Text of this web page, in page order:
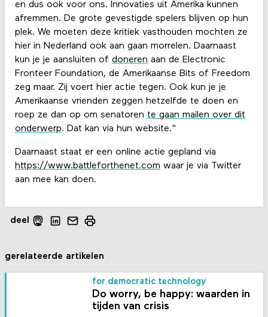
en dus ook voor ons. Innovaties uit Amerika kunnen
afremmen. De grote gevestigde spelers blijven op hun
plek. We moeten deze kritiek vasthouden mochten ze
hier in Nederland ook aan gaan morrelen. Daarnaast
kun je je aansluiten of doneren aan de Electronic
Fronteer Foundation, de Amerikaanse Bits of Freedom
zeg maar. Zij voert hier actie tegen. Ook kun je je
Amerikaanse vrienden zeggen hetzelfde te doen en
roep ze dan op om senatoren te gaan mailen over dit
onderwerp. Dat kan via hun website."
Daarnaast staat er een online actie gepland via
https://www.battleforthenet.com waar je via Twitter
aan mee kan doen.
deel
gerelateerde artikelen
for democratic technology
Do worry, be happy: waarden in
tijden van crisis